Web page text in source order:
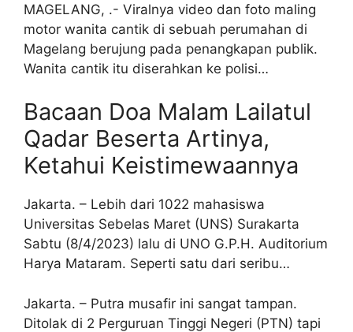
MAGELANG, .- Viralnya video dan foto maling
motor wanita cantik di sebuah perumahan di
Magelang berujung pada penangkapan publik.
Wanita cantik itu diserahkan ke polisi…
Bacaan Doa Malam Lailatul
Qadar Beserta Artinya,
Ketahui Keistimewaannya
Jakarta. – Lebih dari 1022 mahasiswa
Universitas Sebelas Maret (UNS) Surakarta
Sabtu (8/4/2023) lalu di UNO G.P.H. Auditorium
Harya Mataram. Seperti satu dari seribu…
Jakarta. – Putra musafir ini sangat tampan.
Ditolak di 2 Perguruan Tinggi Negeri (PTN) tapi